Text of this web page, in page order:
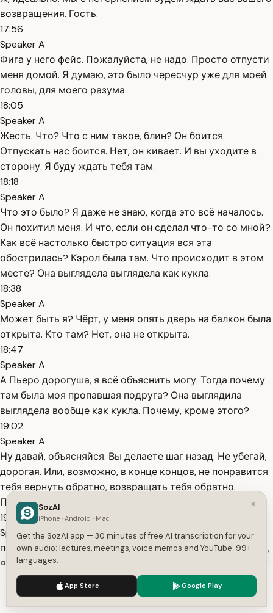
возвращения. Гость.
17:56
Speaker A
Фига у него фейс. Пожалуйста, не надо. Просто отпусти
меня домой. Я думаю, это было чересчур уже для моей
головы, для моего разума.
18:05
Speaker A
Жесть. Что? Что с ним такое, блин? Он боится.
Отпускать нас боится. Нет, он кивает. И вы уходите в
сторону. Я буду ждать тебя там.
18:18
Speaker A
Что это было? Я даже не знаю, когда это всё началось.
Он похитил меня. И что, если он сделал что-то со мной?
Как всё настолько быстро ситуация вся эта
обострилась? Кэрол была там. Что происходит в этом
месте? Она выглядела выглядела как кукла.
18:38
Speaker A
Может быть я? Чёрт, у меня опять дверь на балкон была
открыта. Кто там? Нет, она не открыта.
18:47
Speaker A
А Пьеро дорогуша, я всё объяснить могу. Тогда почему
там была моя пропавшая подруга? Она выглядила
выглядела вообще как кукла. Почему, кроме этого?
19:02
Speaker A
Ну давай, объясняйся. Вы делаете шаг назад. Не убегай,
дорогая. Или, возможно, в конце концов, не понравится
тебя вернуть обратно, возвращать тебя обратно.
Просто послушай меня пожалуйста.
19:19
Speaker A
попытаться убежать или стоять не под Ну давай, ладно,
я слушаю. Я слушаю. Хорошо. Он осторожно и молча
толкает вас обратно на матрас.
19:32
Speaker A
We use cookies to enhance your experience.
×
SozAI
iPhone · Android · Mac
Get the SozAI app — 30 minutes of free AI transcription for your
own audio: lectures, meetings, voice memos and YouTube. 99+
languages.
App Store Google Play